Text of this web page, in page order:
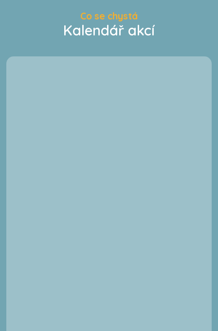
Co se chystá
Kalendář akcí